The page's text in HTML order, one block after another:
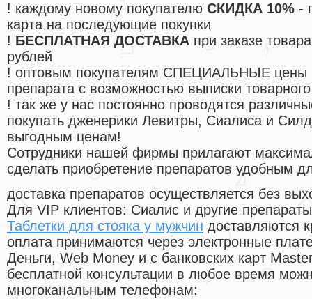
! каждому новому покупателю СКИДКА 10% -
карта на последующие покупки
! БЕСПЛАТНАЯ ДОСТАВКА при заказе
рублей
! оптовым покупателям СПЕЦИАЛЬНЫЕ цены
препарата с возможностью выписки
! так же у нас постоянно проводятся
покупать дженерики Левитры, Сиалиса и
выгодным ценам!
Cотрудники нашей фирмы прилагают
сделать приобретение препаратов удобным
доставка препаратов осуществляется без
Для VIP клиентов: Сиалис и другие
Таблетки для стояка у мужчин доставляются
оплата принимаются через электронные
Деньги, Web Money и с банковских карт
бесплатной консультации в любое время
многоканальным телефонам: